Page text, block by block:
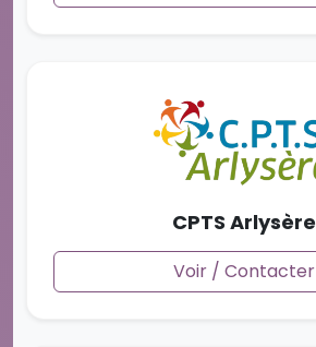
CPTS Arlysère
Voir / Contacter